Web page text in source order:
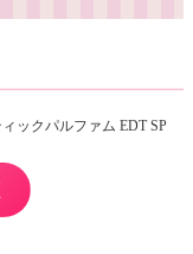
ックパルファム EDT SP